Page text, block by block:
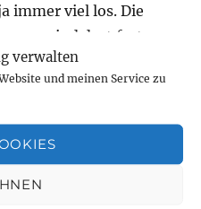
verwalten
und meinen Service zu
immer viel los. Die
sind dort fast
Diesmal aber war
mit der Kamera
sich von Blüte zu